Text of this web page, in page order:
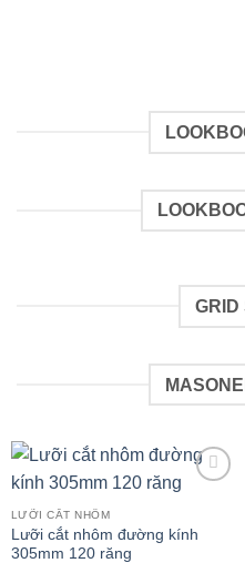
GRID
LƯỠI CẮT NHÔM
Lưỡi cắt nhôm đường kính
305mm 120 răng